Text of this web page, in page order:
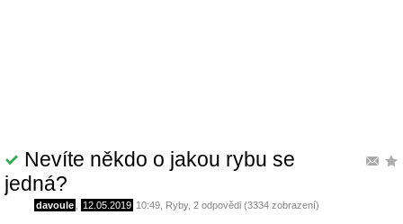
Nevíte někdo o jakou rybu se
jedná?
davoule 12.05.2019 10:49 Ryby, 2 odpovědi (3334 zobrazení)